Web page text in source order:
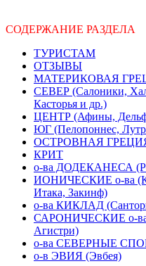
СОДЕРЖАНИЕ РАЗДЕЛА
ТУРИСТАМ
ОТЗЫВЫ
МАТЕРИКОВАЯ
СЕВЕР (Салоники,
Касторья и др.)
ЦЕНТР (Афины,
ЮГ (Пелопоннес,
ОСТРОВНАЯ
КРИТ
о-ва ДОДЕКАНЕСА
ИОНИЧЕСКИЕ о-ва
Итака, Закинф)
о-ва КИКЛАД
САРОНИЧЕСКИЕ о-ва
Агистри)
о-ва СЕВЕРНЫЕ
о-в ЭВИЯ (Эвбея)